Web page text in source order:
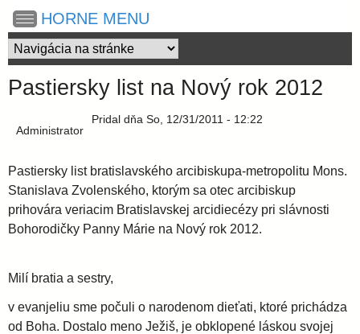
t
i
s
a
v
s
k
ľ
a
d
á
v
a
n
e
d
a
ť
HORNE MENU
Pastiersky list na Nový rok 2012
Pridal
Administrator
dňa So, 12/31/2011 - 12:22
Pastiersky list bratislavského arcibiskupa-metropolitu Mons.
Stanislava Zvolenského, ktorým sa otec arcibiskup
prihovára veriacim Bratislavskej arcidiecézy pri slávnosti
Bohorodičky Panny Márie na Nový rok 2012.
Milí bratia a sestry,
v evanjeliu sme počuli o narodenom dieťati, ktoré prichádza
od Boha. Dostalo meno Ježiš, je obklopené láskou svojej